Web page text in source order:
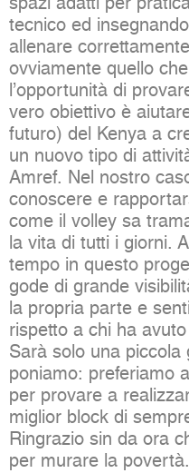
tecnico ed
allenare
ovviamente quello
l’opportunità di
vero obiettivo è
futuro) del Kenya a
un nuovo tipo di
Amref. Nel nostro
conoscere e
come il volley sa
la vita di tutti i giorni.
tempo in questo
gode di grande
la propria parte e
rispetto a chi ha
Sarà solo una
poniamo: preferiamo
per provare a
miglior block di
Ringrazio sin da ora
per murare la povertà.